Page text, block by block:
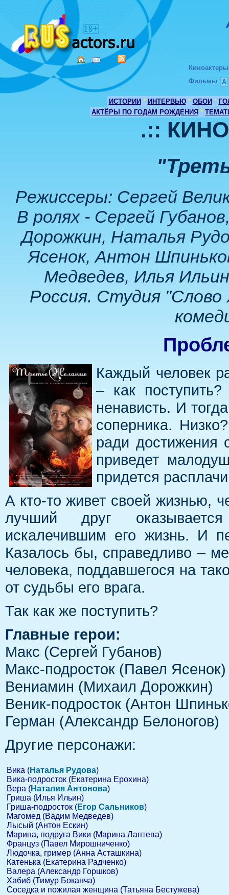
Киноактеры
Фильмы: А
ИСТОРИИ * ИНТЕРВЬЮ * ОБОИ *
АКТЁРЫ ПО ГОДАМ РОЖДЕНИЯ *
.::
Режиссеры: Сергей
В ролях - Сергей
Дорожкин, Наталья
Ясенок, Антон
Медведев, Илья
Россия. Студия
Каждый человек
– как
ненависть. И
соперника.
ради достижения
приведет
придется
А кто-то живет своей жизнью,
лучший друг
искалечившим его жизнь. И
Казалось бы, справедливо –
человека, поддавшегося на
от судьбы его врага.
Так как же поступить?
Главные герои:
Макс (Сергей Губанов)
Макс-подросток (Павел Ясенок)
Вениамин (Михаил Дорожкин)
Веник-подросток (Антон
Герман (Александр Белоногов)
Другие персонажи:
Вика (Наталья Рудова)
Вика-подросток (Екатерина Ерохина)
Вера (Наталия Антонова)
Гриша (Илья Ильин)
Гриша-подросток (Егор Сальников)
Магомед (Вадим Медведев)
Лысый (Антон Ескин)
Марина, подруга Вики (Марина Лаптева)
Француз (Павел Мирошниченко)
Людочка, гример (Анна Асташкина)
Катенька (Екатерина Радченко)
Валера (Александр Горшков)
Хабиб (Тимур Боканча)
Соседка и пожилая женщина (Татьяна Бестужева)